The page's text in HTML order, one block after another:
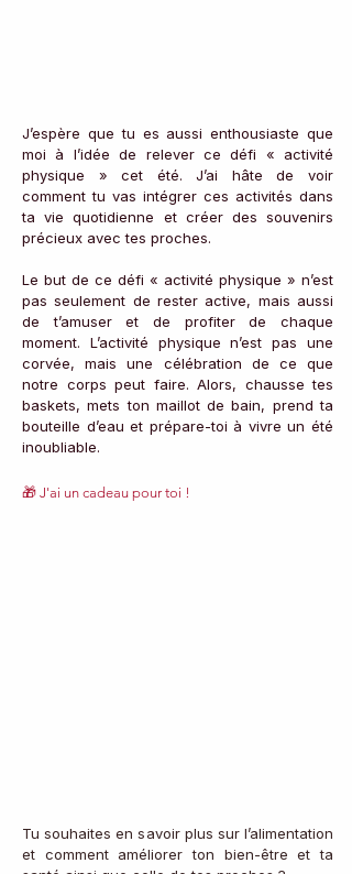
J’espère que tu es aussi enthousiaste que
moi à l’idée de relever ce défi « activité
physique » cet été. J’ai hâte de voir
comment tu vas intégrer ces activités dans
ta vie quotidienne et créer des souvenirs
précieux avec tes proches.
Le but de ce défi « activité physique » n’est
pas seulement de rester active, mais aussi
de t’amuser et de profiter de chaque
moment. L’activité physique n’est pas une
corvée, mais une célébration de ce que
notre corps peut faire. Alors, chausse tes
baskets, mets ton maillot de bain, prend ta
bouteille d’eau et prépare-toi à vivre un été
inoubliable.
🎁 J'ai un cadeau pour toi !
Tu souhaites en savoir plus sur l’alimentation
et comment améliorer ton bien-être et ta